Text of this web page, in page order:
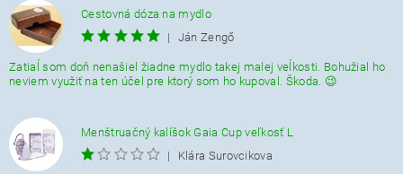
Cestovná dóza na mydlo
|
Ján Zengő
Zatiaĺ som doň nenašiel žiadne mydlo takej malej veĺkosti. Bohužial ho
neviem využiť na ten účel pre ktorý som ho kupoval. Škoda. 😉
Menštruačný kalíšok Gaia Cup veľkosť L
|
Klára Surovcikova